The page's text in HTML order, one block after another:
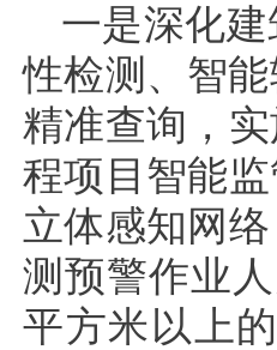
一是深化
性检测、智
精准查询，
程项目智能
立体感知网
测预警作业
平方米以上